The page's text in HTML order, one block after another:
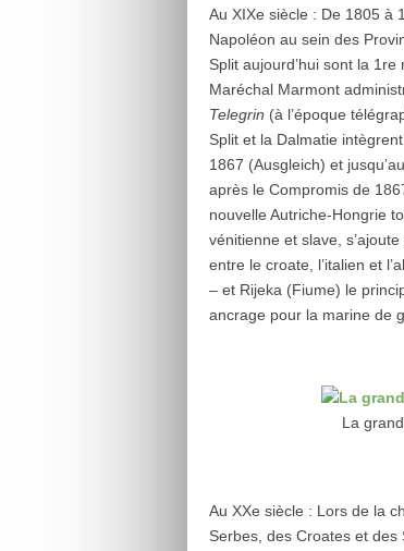
Au XIXe siècle : De 1805 à
Napoléon au sein des
Split aujourd’hui sont la
Maréchal Marmont
Telegrin (à l’époque
Split et la Dalmatie
1867 (Ausgleich) et
après le Compromis de
nouvelle Autriche-Hongrie
vénitienne et slave,
entre le croate, l’italien et
– et Rijeka (Fiume) le
ancrage pour la marine de
La
Au XXe siècle : Lors de la
Serbes, des Croates et